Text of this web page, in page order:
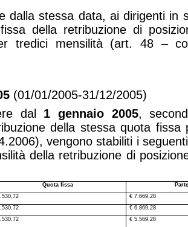
dalla stessa data, ai dirigenti in
della retribuzione di
tredici mensilità (art. 48 –
(01/01/2005-31/12/2005)
dal 1 gennaio 2005,
della stessa quota fissa
vengono stabiliti i
della retribuzione di
Quota fissa
€ 7.669,28
€ 6.869,28
€ 5.569,28